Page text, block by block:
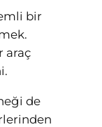
bir
araç
de